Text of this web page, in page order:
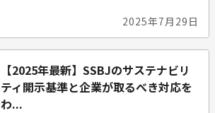
2025年7月29日
【2025年最新】SSBJのサステナビリ
ティ開示基準と企業が取るべき対応を
わ...